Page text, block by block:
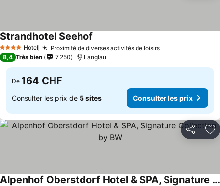
4 Étoiles Hotel Proximité de diverses activités de loisirsConsulter les
Strandhotel Seehof
8,4 Très bien 7 250 Langlau
De 164 CHF
Consulter les prix de 5 sites Consulter les prix
Partager
Alpenhof Oberstdorf Hotel & SPA, Signature Collection by BW